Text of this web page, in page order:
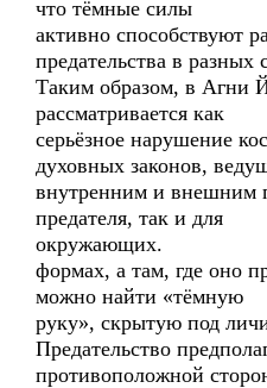
что тёмные силы
активно способствуют
предательства в разных
Таким образом, в Агни
рассматривается как
серьёзное нарушение
духовных законов,
внутренним и внешним
предателя, так и для
окружающих.
формах, а там, где оно
можно найти «тёмную
руку», скрытую под
Предательство
противоположной